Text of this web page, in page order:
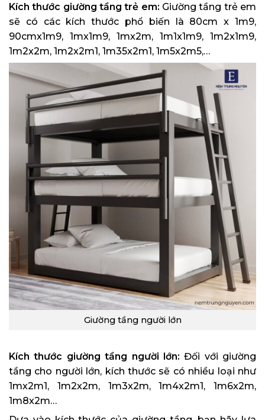
Kích thước giường tầng trẻ em: Giường tầng trẻ em
sẽ có các kích thước phổ biến là 80cm x 1m9,
90cmx1m9, 1mx1m9, 1mx2m, 1m1x1m9, 1m2x1m9,
1m2x2m, 1m2x2m1, 1m35x2m1, 1m5x2m5,…
Giường tầng người lớn
Kích thước giường tầng người lớn: Đối với giường
tầng cho người lớn, kích thước sẽ có nhiều loại như
1mx2m1, 1m2x2m, 1m3x2m, 1m4x2m1, 1m6x2m,
1m8x2m…